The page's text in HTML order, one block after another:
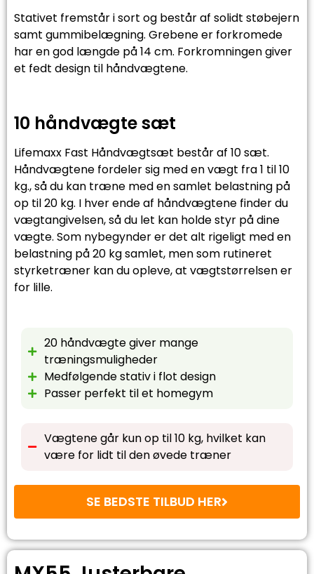
Stativet fremstår i sort og består af solidt støbejern
samt gummibelægning. Grebene er forkromede
har en god længde på 14 cm. Forkromningen giver
et fedt design til håndvægtene.
10 håndvægte sæt
Lifemaxx Fast Håndvægtsæt består af 10 sæt.
Håndvægtene fordeler sig med en vægt fra 1 til 10
kg., så du kan træne med en samlet belastning på
op til 20 kg. I hver ende af håndvægtene finder du
vægtangivelsen, så du let kan holde styr på dine
vægte. Som nybegynder er det alt rigeligt med en
belastning på 20 kg samlet, men som rutineret
styrketræner kan du opleve, at vægtstørrelsen er
for lille.
20 håndvægte giver mange
træningsmuligheder
Medfølgende stativ i flot design
Passer perfekt til et homegym
Vægtene går kun op til 10 kg, hvilket kan
være for lidt til den øvede træner
SE BEDSTE TILBUD HER